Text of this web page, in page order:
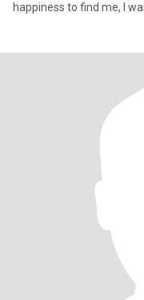
happiness to find me, I